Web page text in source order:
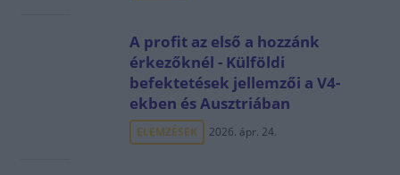
A profit az első a hozzánk
érkezőknél - Külföldi
befektetések jellemzői a V4-
ekben és Ausztriában
ELEMZÉSEK 2026. ápr. 24.